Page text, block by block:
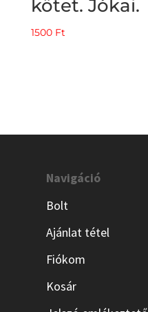
kötet. Jókai.
1500 Ft
Navigáció
Bolt
Ajánlat tétel
Fiókom
Kosár